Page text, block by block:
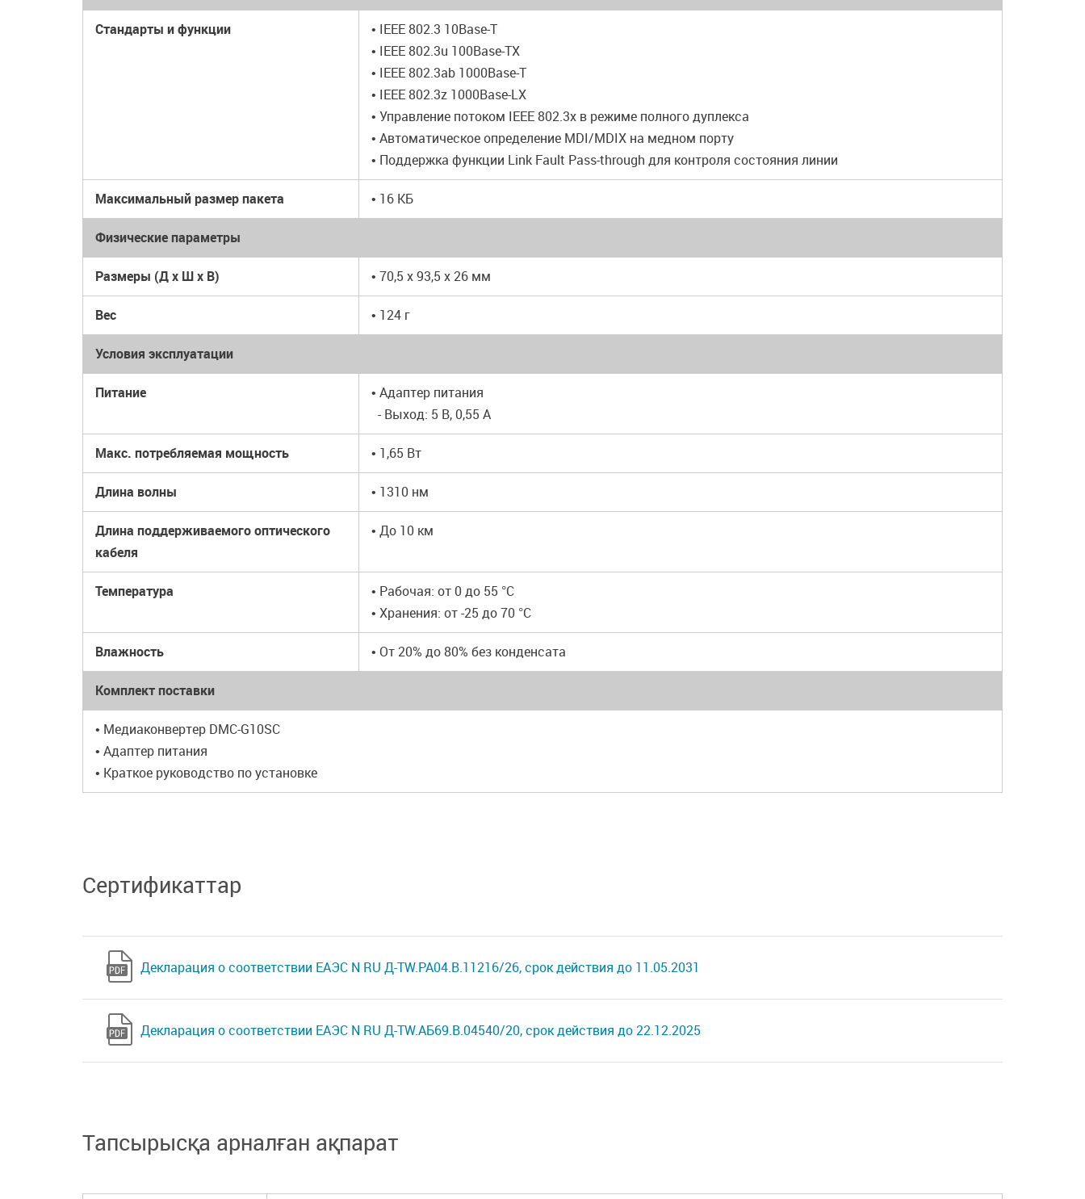
Стандарты и функции
• IEEE 802.3 10Base-T
• IEEE 802.3u 100Base-TX
• IEEE 802.3ab 1000Base-T
• IEEE 802.3z 1000Base-LX
• Управление потоком IEEE 802.3x в режиме полного дуплекса
• Автоматическое определение MDI/MDIX на медном порту
• Поддержка функции Link Fault Pass-through для контроля состояния линии
Максимальный размер пакета • 16 КБ
Физические параметры
Размеры (Д x Ш x В) • 70,5 x 93,5 x 26 мм
Вес • 124 г
Условия эксплуатации
Питание
• Адаптер питания
- Выход: 5 В, 0,55 А
Макс. потребляемая мощность • 1,65 Вт
Длина волны • 1310 нм
Длина поддерживаемого оптического
кабеля
• До 10 км
Температура
• Рабочая: от 0 до 55 °C
• Хранения: от -25 до 70 °C
Влажность • От 20% до 80% без конденсата
Комплект поставки
• Медиаконвертер DMC-G10SC
• Адаптер питания
• Краткое руководство по установке
Сертификаттар
Декларация о соответствии ЕАЭС N RU Д-TW.РА04.В.11216/26, срок действия до 11.05.2031
Декларация о соответствии ЕАЭС N RU Д-TW.АБ69.В.04540/20, срок действия до 22.12.2025
Тапсырысқа арналған ақпарат